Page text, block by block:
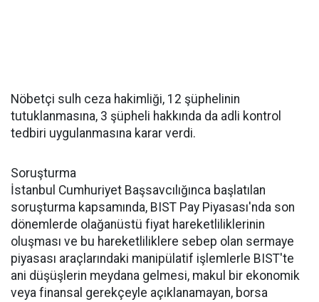
Nöbetçi sulh ceza hakimliği, 12 şüphelinin
tutuklanmasına, 3 şüpheli hakkında da adli kontrol
tedbiri uygulanmasına karar verdi.
Soruşturma
İstanbul Cumhuriyet Başsavcılığınca başlatılan
soruşturma kapsamında, BIST Pay Piyasası'nda son
dönemlerde olağanüstü fiyat hareketliliklerinin
oluşması ve bu hareketliliklere sebep olan sermaye
piyasası araçlarındaki manipülatif işlemlerle BIST'te
ani düşüşlerin meydana gelmesi, makul bir ekonomik
veya finansal gerekçeyle açıklanamayan, borsa